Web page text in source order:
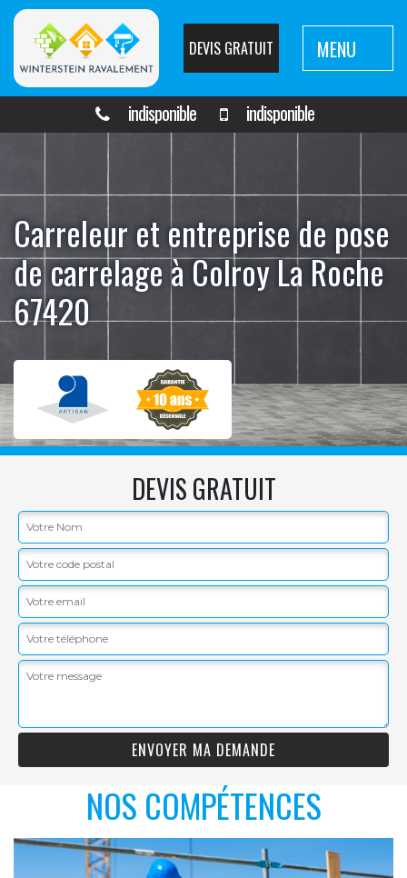
DEVIS GRATUIT MENU
indisponible indisponible
Carreleur et entreprise de pose
de carrelage à Colroy La Roche
67420
DEVIS GRATUIT
NOS COMPÉTENCES